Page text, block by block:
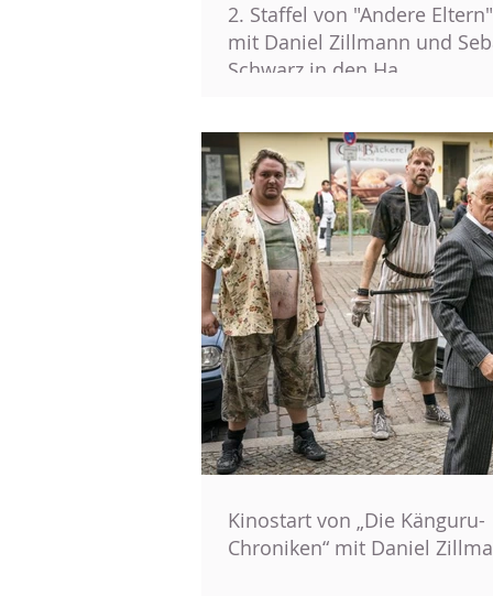
2. Staffel von "Andere
mit Daniel Zillmann und
Schwarz in den Ha
Kinostart von „Die Känguru-
Chroniken“ mit Daniel